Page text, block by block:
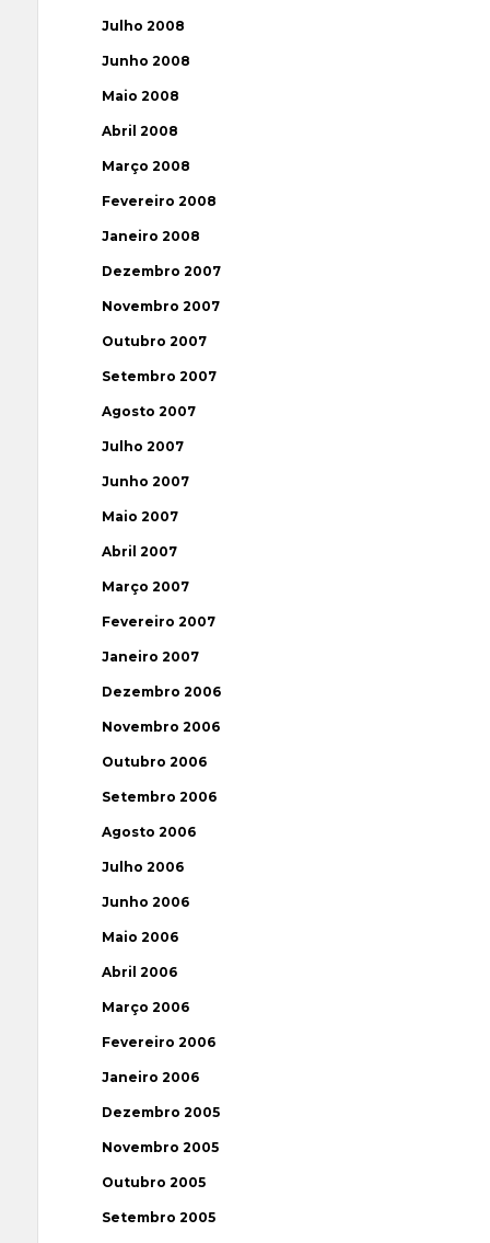
Julho 2008
Junho 2008
Maio 2008
Abril 2008
Março 2008
Fevereiro 2008
Janeiro 2008
Dezembro 2007
Novembro 2007
Outubro 2007
Setembro 2007
Agosto 2007
Julho 2007
Junho 2007
Maio 2007
Abril 2007
Março 2007
Fevereiro 2007
Janeiro 2007
Dezembro 2006
Novembro 2006
Outubro 2006
Setembro 2006
Agosto 2006
Julho 2006
Junho 2006
Maio 2006
Abril 2006
Março 2006
Fevereiro 2006
Janeiro 2006
Dezembro 2005
Novembro 2005
Outubro 2005
Setembro 2005